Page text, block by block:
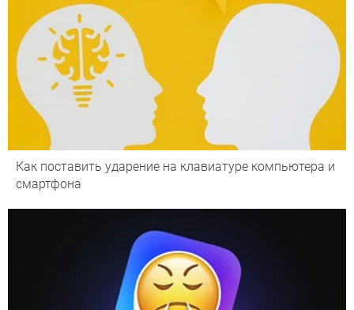
Как поставить ударение на клавиатуре компьютера и
смартфона